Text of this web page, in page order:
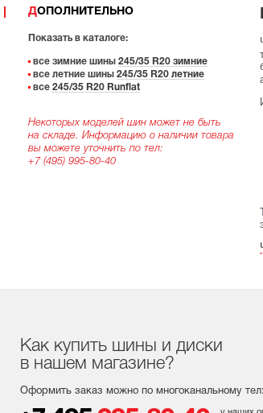
ДОПОЛНИТЕЛЬНО
Показать в каталоге:
все зимние шины 245/35 R20 зимние
все летние шины 245/35 R20 летние
все 245/35 R20 Runflat
Некоторых моделей шин может не быть
на складе. Информацию о наличии товара
вы можете уточнить по тел:
+7 (495) 995-80-40
Как купить шины и диски
в нашем магазине?
Оформить заказ можно по многоканальному тел: